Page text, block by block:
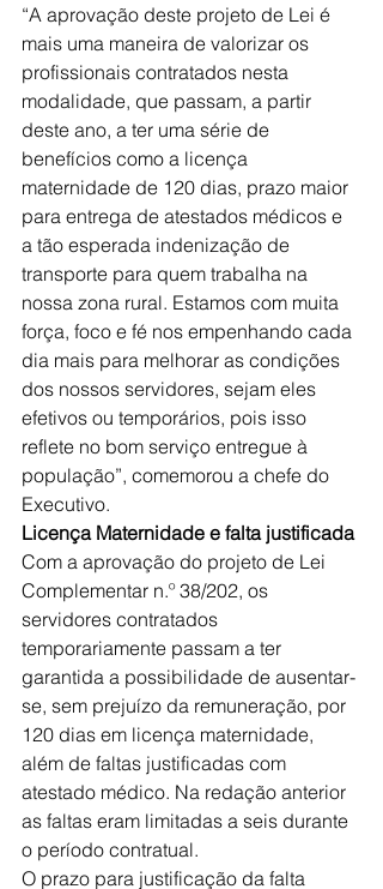
“A aprovação deste projeto de Lei é
mais uma maneira de valorizar os
profissionais contratados nesta
modalidade, que passam, a partir
deste ano, a ter uma série de
benefícios como a licença
maternidade de 120 dias, prazo maior
para entrega de atestados médicos e
a tão esperada indenização de
transporte para quem trabalha na
nossa zona rural. Estamos com muita
força, foco e fé nos empenhando cada
dia mais para melhorar as condições
dos nossos servidores, sejam eles
efetivos ou temporários, pois isso
reflete no bom serviço entregue à
população”, comemorou a chefe do
Executivo.
Licença Maternidade e falta justificada
Com a aprovação do projeto de Lei
Complementar n.º 38/202, os
servidores contratados
temporariamente passam a ter
garantida a possibilidade de ausentar-
se, sem prejuízo da remuneração, por
120 dias em licença maternidade,
além de faltas justificadas com
atestado médico. Na redação anterior
as faltas eram limitadas a seis durante
o período contratual.
O prazo para justificação da falta